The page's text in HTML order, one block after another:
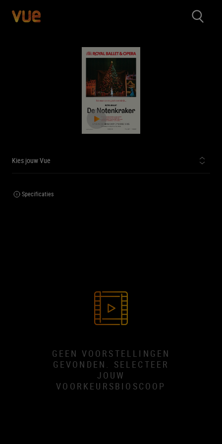
Kies jouw Vue
Specificaties
GEEN VOORSTELLINGEN
GEVONDEN. SELECTEER
JOUW
VOORKEURSBIOSCOOP